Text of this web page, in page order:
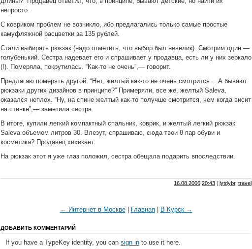
непросто.
С ковриком проблем не возникло, ибо предлагались только самые простые
камуфляжной расцветки за 135 рублей.
Стали выбирать рюкзак (надо отметить, что выбор был невелик). Смотрим один —
голубенький. Сестра надевает его и спрашивает у продавца, есть ли у них зеркало
(!). Померяла, покрутилась. “Как-то не очень”,— говорит.
Предлагаю померять другой. “Нет, желтый как-то не очень смотрится… А бывают
рюкзаки других дизайнов в принципе?” Примеряли, все же, желтый Saleva,
оказался неплох. “Ну, на спине желтый как-то получше смотрится, чем когда висит
на стенке”,— заметила сестра.
В итоге, купили легкий компактный спальник, коврик, и желтый легкий рюкзак
Saleva объемом литров 30. Влезут, спрашиваю, сюда твои 8 пар обуви и
косметика? Продавец хихикает.
На рюкзак этот я уже глаз положил, сестра обещала подарить впоследствии.
16.08.2006 20:43 | lytdybr, travel
← Интернет в Москве| Главная| В Курск →
ДОБАВИТЬ КОММЕНТАРИЙ
If you have a TypeKey identity, you can sign in to use it here.